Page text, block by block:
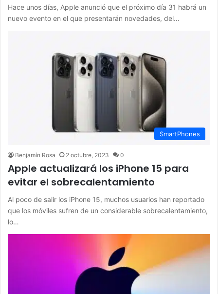
Hace unos días, Apple anunció que el próximo día 31 habrá un
nuevo evento en el que presentarán novedades, del…
SmartPhones
Benjamín Rosa 2 octubre, 2023 0
Apple actualizará los iPhone 15 para
evitar el sobrecalentamiento
Al poco de salir los iPhone 15, muchos usuarios han reportado
que los móviles sufren de un considerable sobrecalentamiento,
lo…